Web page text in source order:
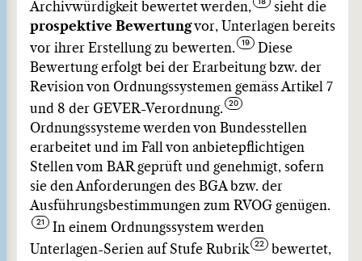
Archivwürdigkeit bewertet werden,
sieht die
prospektive Bewertungvor, Unterlagen bereits
vor ihrer Erstellung zu bewerten.
Diese
Bewertung erfolgt bei der Erarbeitung bzw. der
Revision von Ordnungssystemen gemäss Artikel 7
und 8 der GEVER-Verordnung.
Ordnungssysteme werden von Bundesstellen
erarbeitet und im Fall von anbietepflichtigen
Stellen vom BAR geprüft und genehmigt, sofern
sie den Anforderungen des BGA bzw. der
Ausführungsbestimmungen zum RVOG genügen.
In einem Ordnungssystem werden
Unterlagen-Serien auf Stufe Rubrik
bewertet,